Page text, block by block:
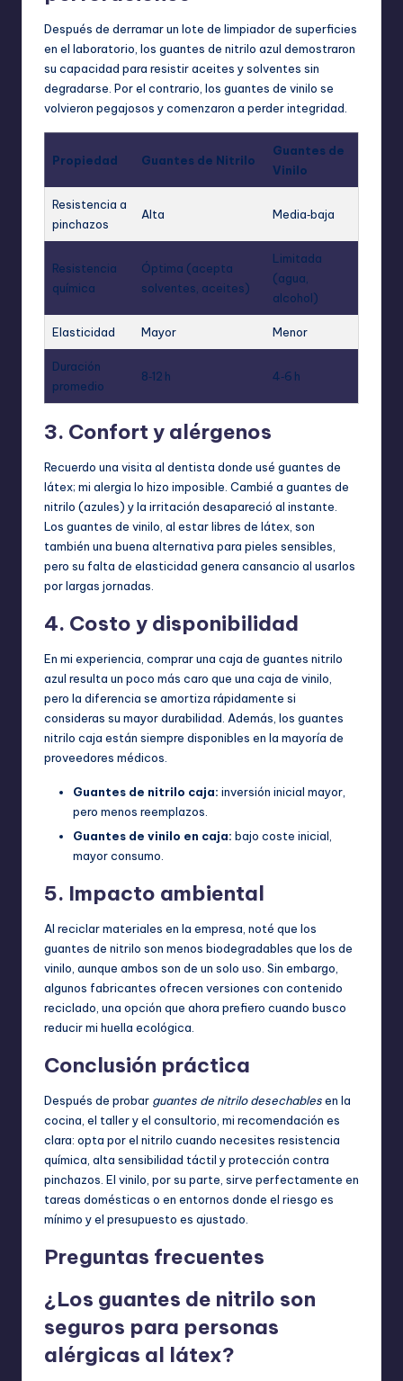
Después de derramar un lote de limpiador de superficies
en el laboratorio, los guantes de nitrilo azul demostraron
su capacidad para resistir aceites y solventes sin
degradarse. Por el contrario, los guantes de vinilo se
volvieron pegajosos y comenzaron a perder integridad.
Propiedad Guantes de Nitrilo
Guantes de
Vinilo
Resistencia a
pinchazos
Alta Media‑baja
Resistencia
química
Óptima (acepta
solventes, aceites)
Limitada
(agua,
alcohol)
Elasticidad Mayor Menor
Duración
promedio
8‑12 h 4‑6 h
3. Confort y alérgenos
Recuerdo una visita al dentista donde usé guantes de
látex; mi alergia lo hizo imposible. Cambié a guantes de
nitrilo (azules) y la irritación desapareció al instante.
Los guantes de vinilo, al estar libres de látex, son
también una buena alternativa para pieles sensibles,
pero su falta de elasticidad genera cansancio al usarlos
por largas jornadas.
4. Costo y disponibilidad
En mi experiencia, comprar una caja de guantes nitrilo
azul resulta un poco más caro que una caja de vinilo,
pero la diferencia se amortiza rápidamente si
consideras su mayor durabilidad. Además, los guantes
nitrilo caja están siempre disponibles en la mayoría de
proveedores médicos.
Guantes de nitrilo caja: inversión inicial mayor,
pero menos reemplazos.
Guantes de vinilo en caja: bajo coste inicial,
mayor consumo.
5. Impacto ambiental
Al reciclar materiales en la empresa, noté que los
guantes de nitrilo son menos biodegradables que los de
vinilo, aunque ambos son de un solo uso. Sin embargo,
algunos fabricantes ofrecen versiones con contenido
reciclado, una opción que ahora prefiero cuando busco
reducir mi huella ecológica.
Conclusión práctica
Después de probar guantes de nitrilo desechablesen la
cocina, el taller y el consultorio, mi recomendación es
clara: opta por el nitrilo cuando necesites resistencia
química, alta sensibilidad táctil y protección contra
pinchazos. El vinilo, por su parte, sirve perfectamente en
tareas domésticas o en entornos donde el riesgo es
mínimo y el presupuesto es ajustado.
Preguntas frecuentes
¿Los guantes de nitrilo son
seguros para personas
alérgicas al látex?